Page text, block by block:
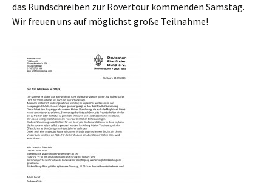
das Rundschreiben zur Rovertour kommenden Samstag.
Wir freuen uns auf möglichst große Teilnahme!